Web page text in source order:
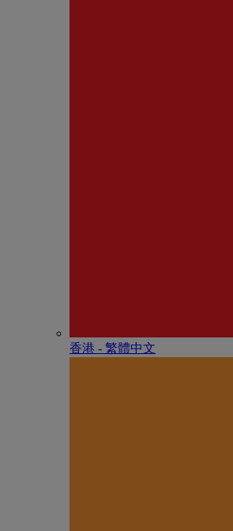
香港 - 繁體中文